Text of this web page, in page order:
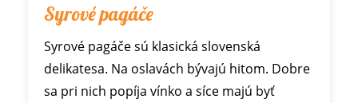
Syrové pagáče
Syrové pagáče sú klasická slovenská
delikatesa. Na oslavách bývajú hitom. Dobre
sa pri nich popíja vínko a síce majú byť